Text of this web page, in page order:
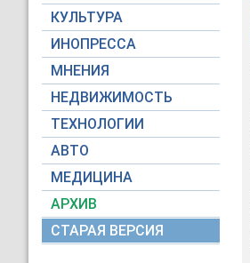
КУЛЬТУРА
ИНОПРЕССА
МНЕНИЯ
НЕДВИЖИМОСТЬ
ТЕХНОЛОГИИ
АВТО
МЕДИЦИНА
АРХИВ
СТАРАЯ ВЕРСИЯ